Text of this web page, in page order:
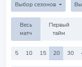
Выбор сезонов
Весь
матч
Первый
тайм
5 10 15 20 30